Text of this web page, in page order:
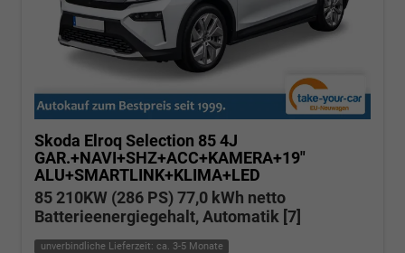
Skoda Elroq Selection 85 4J
GAR.+NAVI+SHZ+ACC+KAMERA+19"
ALU+SMARTLINK+KLIMA+LED
85 210KW (286 PS) 77,0 kWh netto
Batterieenergiegehalt, Automatik [7]
unverbindliche Lieferzeit: ca. 3-5 Monate